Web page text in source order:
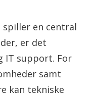
spiller en central
er det
IT support. For
samt
kan tekniske